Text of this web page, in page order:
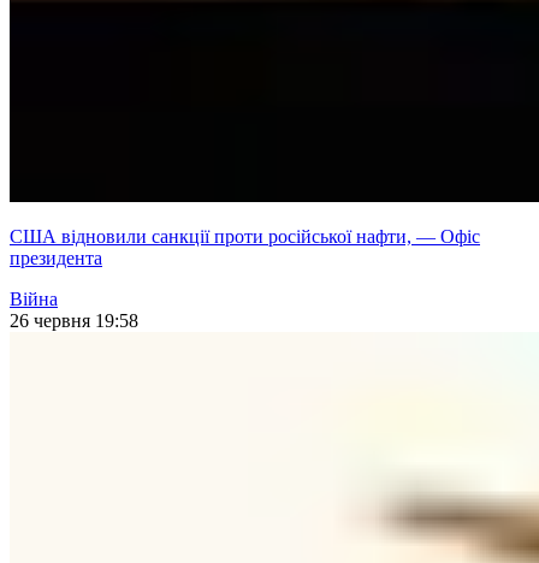
США відновили санкції проти російської нафти, — Офіс
президента
Війна
26 червня 19:58